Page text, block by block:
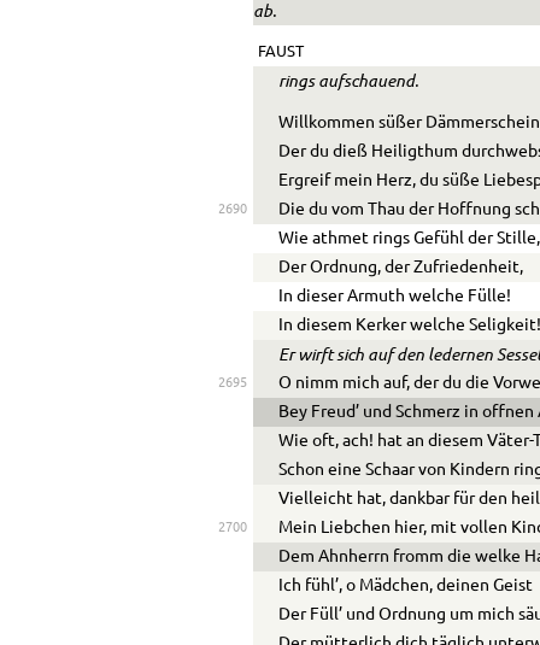
ab.
FAUST
rings aufschauend.
Willkommen süßer
Der du dieß Heiligthum
Ergreif mein Herz, du süße
2690
Die du vom Thau der Hoffnung
Wie athmet rings Gefühl der Stille,
Der Ordnung, der Zufriedenheit,
In dieser Armuth welche Fülle!
In diesem Kerker welche
Er wirft sich auf den ledernen
2695
O nimm mich auf, der du die
Bey Freud’ und Schmerz in
Wie oft, ach! hat an diesem Väter-
Schon eine Schaar von Kindern
Vielleicht hat, dankbar für den
2700
Mein Liebchen hier, mit vollen
Dem Ahnherrn fromm die welke
Ich fühl’, o Mädchen, deinen Geist
Der Füll’ und Ordnung um mich